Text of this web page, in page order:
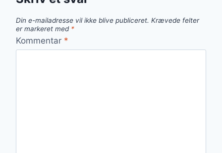
Din e-mailadresse vil ikke blive publiceret. Krævede felter
er markeret med *
Kommentar *